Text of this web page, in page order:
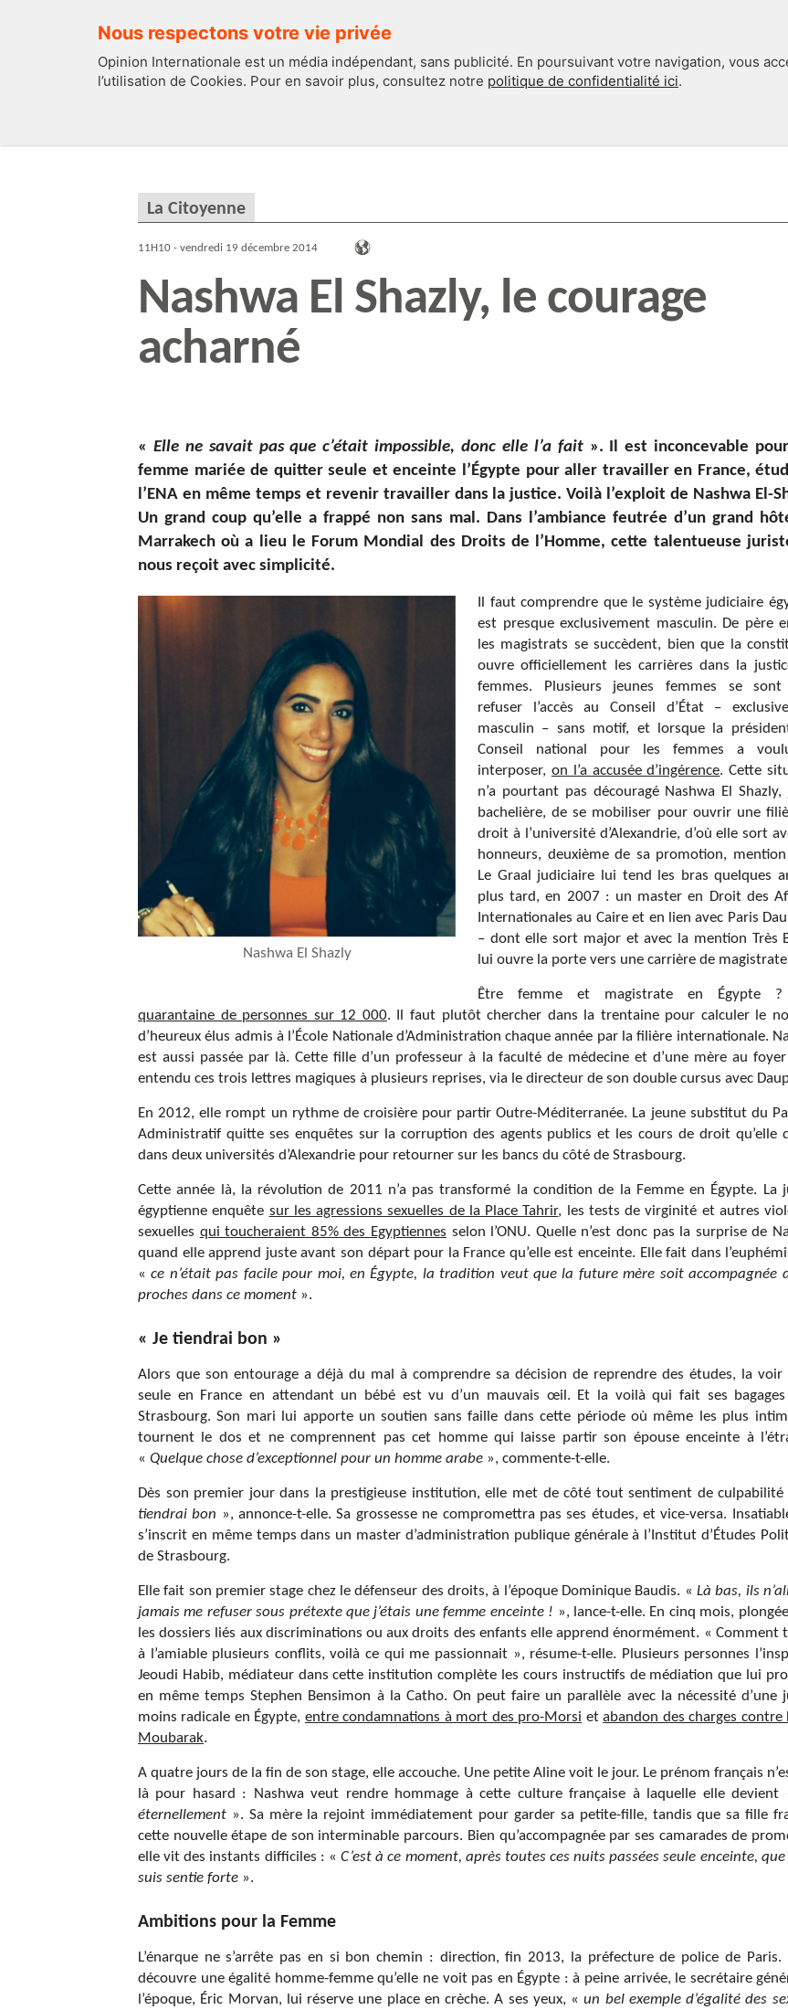
Nous respectons votre vie privée
Opinion Internationale est un média indépendant, sans publicité. En poursuivant votre navigation, vous
l’utilisation de Cookies. Pour en savoir plus, consultez notre politique de confidentialité ici.
La Citoyenne
11H10 - vendredi 19 décembre 2014
Nashwa El Shazly, le courage
acharné
« Elle ne savait pas que c’était impossible, donc elle l’a fait ». Il est inconcevable
femme mariée de quitter seule et enceinte l’Égypte pour aller travailler en France,
l’ENA en même temps et revenir travailler dans la justice. Voilà l’exploit de Nashwa El-
Un grand coup qu’elle a frappé non sans mal. Dans l’ambiance feutrée d’un grand
Marrakech où a lieu le Forum Mondial des Droits de l’Homme, cette talentueuse
nous reçoit avec simplicité.
Nashwa El Shazly
Il faut comprendre que le système judiciaire
est presque exclusivement masculin. De père
les magistrats se succèdent, bien que la
ouvre officiellement les carrières dans la
femmes. Plusieurs jeunes femmes se sont
refuser l’accès au Conseil d’État –
masculin – sans motif, et lorsque la
Conseil national pour les femmes a
interposer, on l’a accusée d’ingérence. Cette
n’a pourtant pas découragé Nashwa El Shazly,
bachelière, de se mobiliser pour ouvrir une
droit à l’université d’Alexandrie, d’où elle sort
honneurs, deuxième de sa promotion, mention
Le Graal judiciaire lui tend les bras quelques
plus tard, en 2007 : un master en Droit des
Internationales au Caire et en lien avec Paris
– dont elle sort major et avec la mention Très
lui ouvre la porte vers une carrière de
Être femme et magistrate en Égypte
quarantaine de personnes sur 12 000. Il faut plutôt chercher dans la trentaine pour calculer le
d’heureux élus admis à l’École Nationale d’Administration chaque année par la filière internationale.
est aussi passée par là. Cette fille d’un professeur à la faculté de médecine et d’une mère au
entendu ces trois lettres magiques à plusieurs reprises, via le directeur de son double cursus avec
En 2012, elle rompt un rythme de croisière pour partir Outre-Méditerranée. La jeune substitut du
Administratif quitte ses enquêtes sur la corruption des agents publics et les cours de droit qu’elle
dans deux universités d’Alexandrie pour retourner sur les bancs du côté de Strasbourg.
Cette année là, la révolution de 2011 n’a pas transformé la condition de la Femme en Égypte. La
égyptienne enquête sur les agressions sexuelles de la Place Tahrir, les tests de virginité et autres
sexuelles qui toucheraient 85% des Egyptiennes selon l’ONU. Quelle n’est donc pas la surprise de
quand elle apprend juste avant son départ pour la France qu’elle est enceinte. Elle fait dans
«ce n’était pas facile pour moi, en Égypte, la tradition veut que la future mère soit accompagnée
proches dans ce moment ».
« Je tiendrai bon »
Alors que son entourage a déjà du mal à comprendre sa décision de reprendre des études, la voir
seule en France en attendant un bébé est vu d’un mauvais œil. Et la voilà qui fait ses
Strasbourg. Son mari lui apporte un soutien sans faille dans cette période où même les plus
tournent le dos et ne comprennent pas cet homme qui laisse partir son épouse enceinte à
« Quelque chose d’exceptionnel pour un homme arabe », commente-t-elle.
Dès son premier jour dans la prestigieuse institution, elle met de côté tout sentiment de culpabilité
tiendrai bon », annonce-t-elle. Sa grossesse ne compromettra pas ses études, et vice-versa.
s’inscrit en même temps dans un master d’administration publique générale à l’Institut d’Études
de Strasbourg.
Elle fait son premier stage chez le défenseur des droits, à l’époque Dominique Baudis. « Là bas, ils
jamais me refuser sous prétexte que j’étais une femme enceinte ! », lance-t-elle. En cinq mois,
les dossiers liés aux discriminations ou aux droits des enfants elle apprend énormément. « Comment
à l’amiable plusieurs conflits, voilà ce qui me passionnait », résume-t-elle. Plusieurs personnes
Jeoudi Habib, médiateur dans cette institution complète les cours instructifs de médiation que lui
en même temps Stephen Bensimon à la Catho. On peut faire un parallèle avec la nécessité d’une
moins radicale en Égypte, entre condamnations à mort des pro-Morsi etabandon des charges contre
Moubarak.
A quatre jours de la fin de son stage, elle accouche. Une petite Aline voit le jour. Le prénom français
là pour hasard : Nashwa veut rendre hommage à cette culture française à laquelle elle devient
éternellement ». Sa mère la rejoint immédiatement pour garder sa petite-fille, tandis que sa fille
cette nouvelle étape de son interminable parcours. Bien qu’accompagnée par ses camarades de
elle vit des instants difficiles : «C’est à ce moment, après toutes ces nuits passées seule enceinte, que
suis sentie forte ».
Ambitions pour la Femme
L’énarque ne s’arrête pas en si bon chemin : direction, fin 2013, la préfecture de police de Paris.
découvre une égalité homme-femme qu’elle ne voit pas en Égypte : à peine arrivée, le secrétaire
l’époque, Éric Morvan, lui réserve une place en crèche. A ses yeux, «un bel exemple d’égalité des